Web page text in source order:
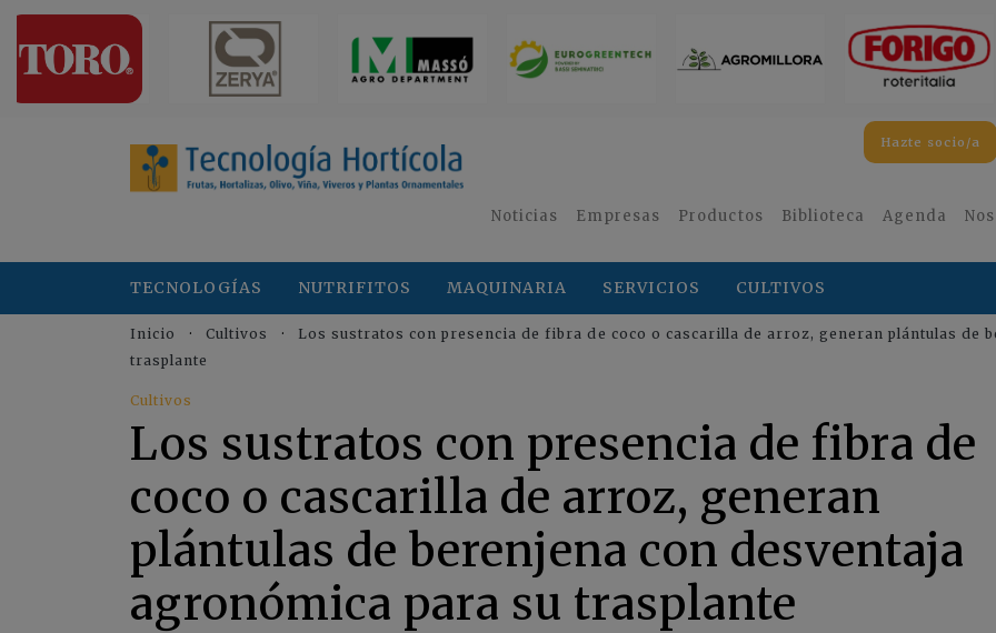
Hazte socio/a
Noticias Empresas Productos Biblioteca Agenda
TECNOLOGÍAS NUTRIFITOS MAQUINARIA SERVICIOS CULTIVOS
Inicio Cultivos
Los sustratos con presencia de fibra de coco o cascarilla de arroz, generan plántulas de
trasplante
Cultivos
Los sustratos con presencia de fibra de
coco o cascarilla de arroz, generan
plántulas de berenjena con desventaja
agronómica para su trasplante